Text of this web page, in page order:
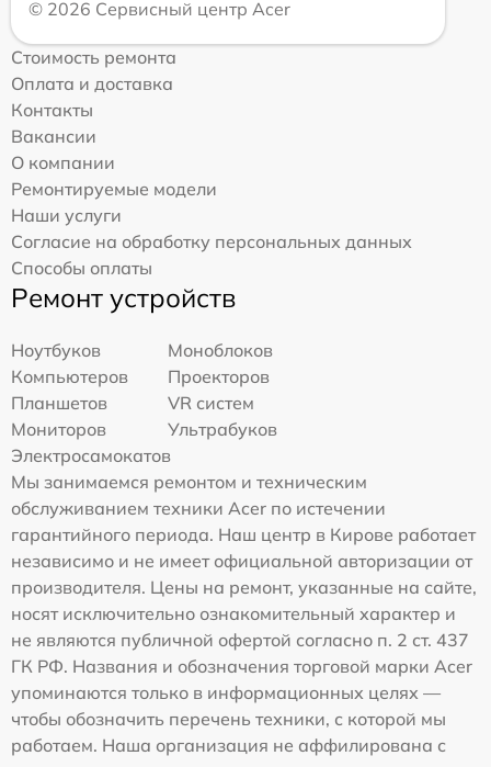
© 2026 Сервисный центр Acer
Стоимость ремонта
Оплата и доставка
Контакты
Вакансии
О компании
Ремонтируемые модели
Наши услуги
Согласие на обработку персональных данных
Способы оплаты
Ремонт устройств
Ноутбуков
Моноблоков
Компьютеров
Проекторов
Планшетов
VR систем
Мониторов
Ультрабуков
Электросамокатов
Мы занимаемся ремонтом и техническим
обслуживанием техники Acer по истечении
гарантийного периода. Наш центр в Кирове работает
независимо и не имеет официальной авторизации от
производителя. Цены на ремонт, указанные на сайте,
носят исключительно ознакомительный характер и
не являются публичной офертой согласно п. 2 ст. 437
ГК РФ. Названия и обозначения торговой марки Acer
упоминаются только в информационных целях —
чтобы обозначить перечень техники, с которой мы
работаем. Наша организация не аффилирована с